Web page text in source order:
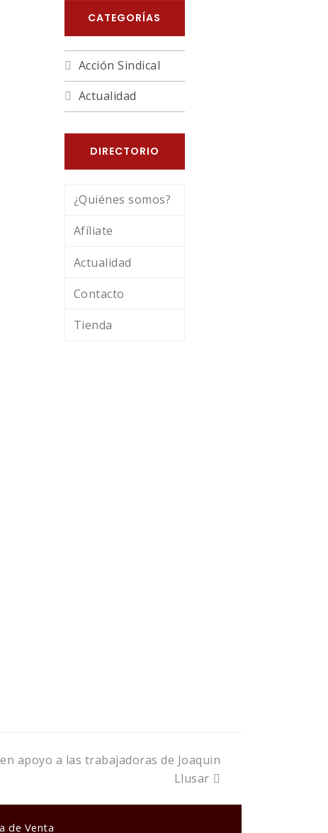
CATEGORÍAS
Acción Sindical
Actualidad
DIRECTORIO
¿Quiénes somos?
Afíliate
Actualidad
Contacto
Tienda
apoyo a las trabajadoras de Joaquin
Llusar
de Venta